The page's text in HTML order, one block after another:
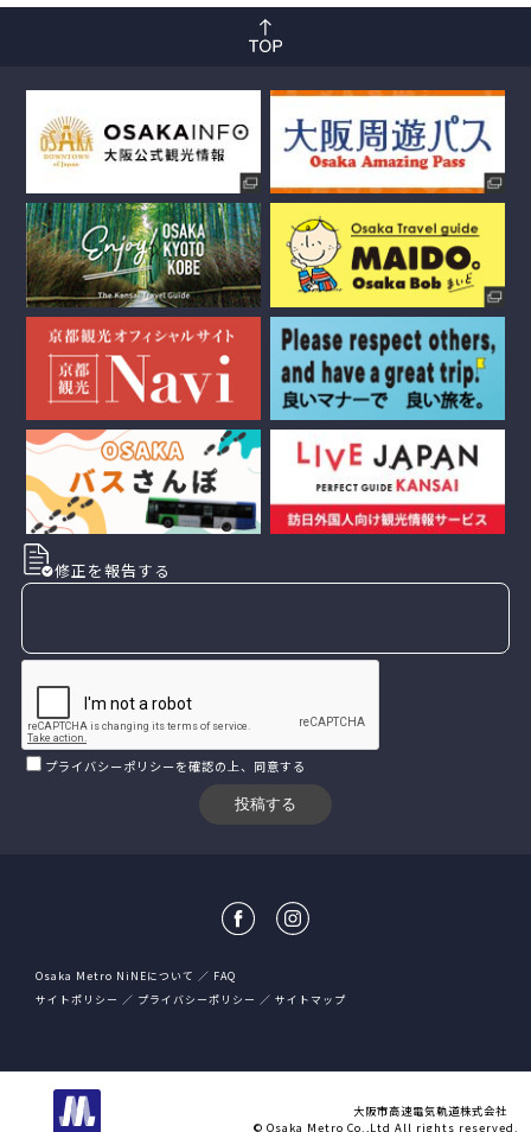
修正を報告する
プライバシーポリシーを確認の上、同意する
Osaka Metro NiNEについて
FAQ
サイトポリシー
プライバシーポリシー サイトマップ
大阪市高速電気軌道株式会社
© Osaka Metro Co.,Ltd All rights reserved.